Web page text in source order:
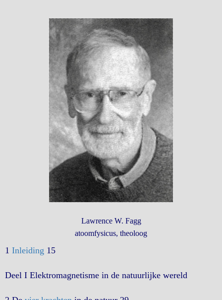
Lawrence W. Fagg
atoomfysicus, theoloog
1 Inleiding 15
Deel I Elektromagnetisme in de natuurlijke wereld